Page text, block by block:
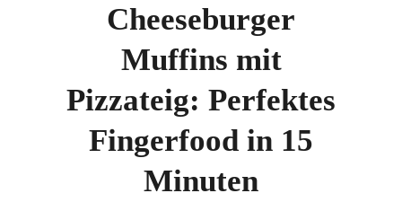
Cheeseburger
Muffins mit
Pizzateig: Perfektes
Fingerfood in 15
Minuten